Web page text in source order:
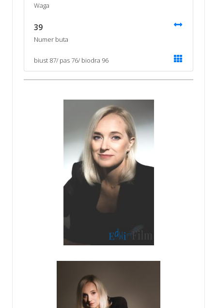
Waga
39
Numer buta
biust 87/ pas 76/ biodra 96